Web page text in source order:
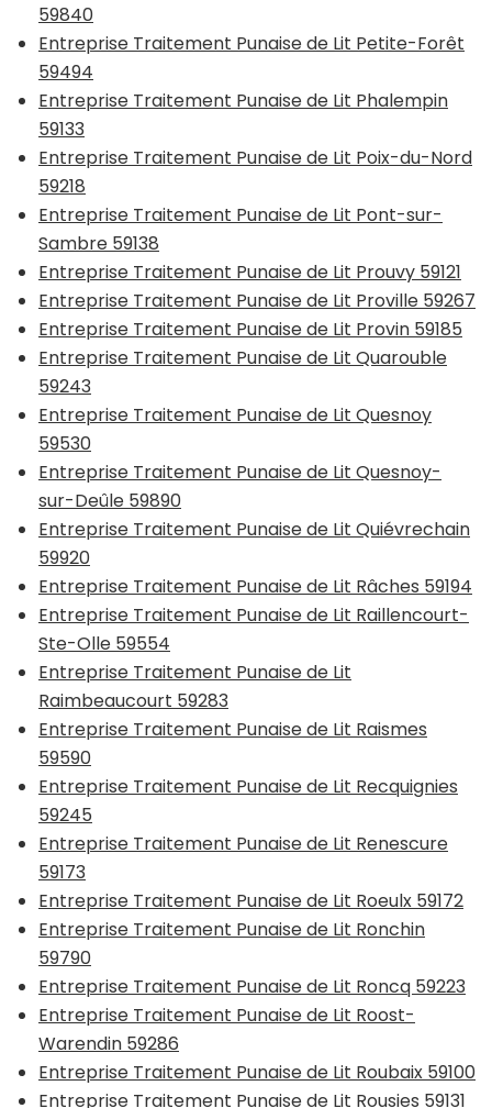
59840
Entreprise Traitement Punaise de Lit Petite-Forêt
59494
Entreprise Traitement Punaise de Lit Phalempin
59133
Entreprise Traitement Punaise de Lit Poix-du-Nord
59218
Entreprise Traitement Punaise de Lit Pont-sur-
Sambre 59138
Entreprise Traitement Punaise de Lit Prouvy 59121
Entreprise Traitement Punaise de Lit Proville 59267
Entreprise Traitement Punaise de Lit Provin 59185
Entreprise Traitement Punaise de Lit Quarouble
59243
Entreprise Traitement Punaise de Lit Quesnoy
59530
Entreprise Traitement Punaise de Lit Quesnoy-
sur-Deûle 59890
Entreprise Traitement Punaise de Lit Quiévrechain
59920
Entreprise Traitement Punaise de Lit Râches 59194
Entreprise Traitement Punaise de Lit Raillencourt-
Ste-Olle 59554
Entreprise Traitement Punaise de Lit
Raimbeaucourt 59283
Entreprise Traitement Punaise de Lit Raismes
59590
Entreprise Traitement Punaise de Lit Recquignies
59245
Entreprise Traitement Punaise de Lit Renescure
59173
Entreprise Traitement Punaise de Lit Roeulx 59172
Entreprise Traitement Punaise de Lit Ronchin
59790
Entreprise Traitement Punaise de Lit Roncq 59223
Entreprise Traitement Punaise de Lit Roost-
Warendin 59286
Entreprise Traitement Punaise de Lit Roubaix 59100
Entreprise Traitement Punaise de Lit Rousies 59131